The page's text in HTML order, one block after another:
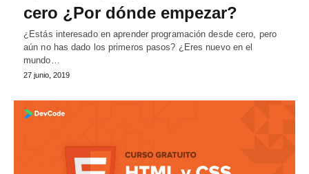
cero ¿Por dónde empezar?
¿Estás interesado en aprender programación desde cero, pero
aún no has dado los primeros pasos? ¿Eres nuevo en el
mundo…
27 junio, 2019